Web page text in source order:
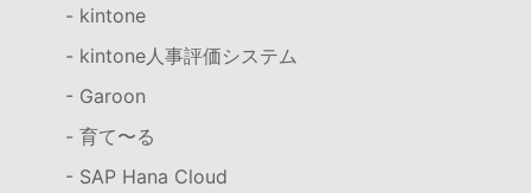
- kintone
- kintone人事評価システム
- Garoon
- 育て〜る
- SAP Hana Cloud